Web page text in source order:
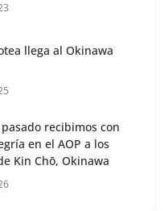
llega al Okinawa
recibimos con
en el AOP a los
Kin Chō, Okinawa